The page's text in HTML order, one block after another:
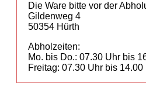
Die Ware bitte vor der
Gildenweg 4
50354 Hürth
Abholzeiten:
Mo. bis Do.: 07.30 Uhr bis
Freitag: 07.30 Uhr bis 14.00